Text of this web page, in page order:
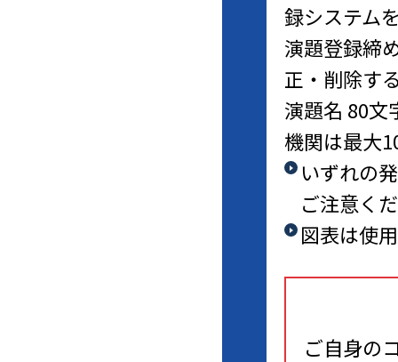
録システム
演題登録締
正・削除す
演題名 80文
機関は最大
いずれの
ご注意く
図表は使
ご自身の